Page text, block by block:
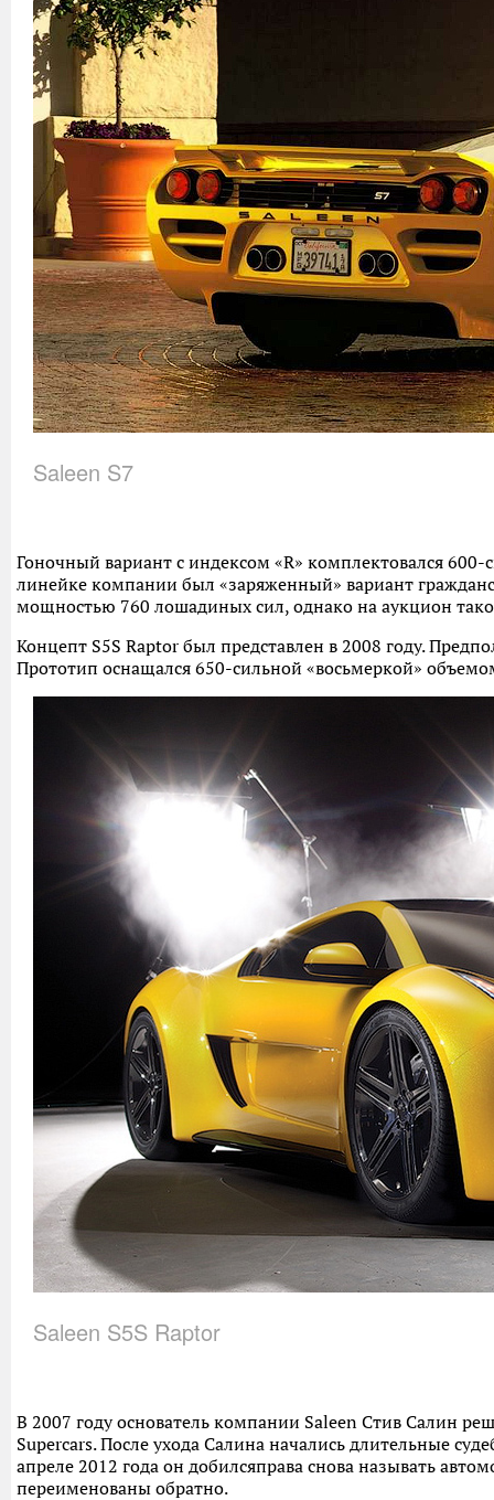
Saleen S7
Гоночный вариант с индексом «R» комплектовался
линейке компании был «заряженный» вариант
мощностью 760 лошадиных сил, однако на аукцион
Концепт S5S Raptor был представлен в 2008 году.
Прототип оснащался 650-сильной «восьмеркой»
Saleen S5S Raptor
В 2007 году основатель компании Saleen Стив Салин
Supercars. После ухода Салина начались длительные
апреле 2012 года он добилсяправа снова называть
переименованы обратно.